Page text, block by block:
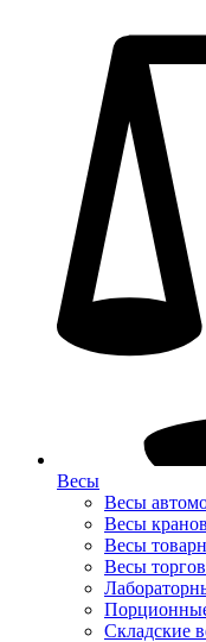
Весы
Весы
Весы
Весы
Весы
Складские